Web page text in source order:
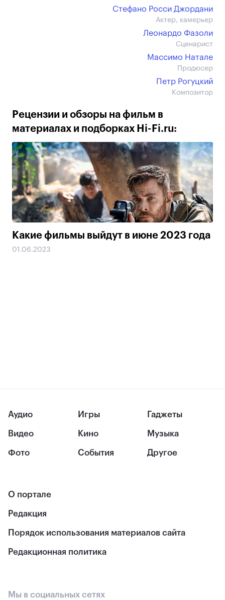
Стефано Росси Джордани
Актер, камерьер
Леонардо Фазоли
Сценарист
Массимо Натале
Продюсер
Петр Рогуцкий
Композитор
Рецензии и обзоры на фильм в
материалах и подборках Hi-Fi.ru:
Какие фильмы выйдут в июне 2023 года
01.06.2023
Аудио
Видео
Фото
Игры
Кино
События
Гаджеты
Музыка
Другое
О портале
Редакция
Порядок использования материалов сайта
Редакционная политика
Мы в социальных сетях